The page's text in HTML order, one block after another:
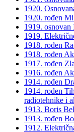
1920.
1920. rođen
1919.
1919.
1918. rođen
1918. rođen
1917. rođen
1916. rođen
1914. rođen
1914. rođen
radiotehnike i
1913. Boris
1913. rođen
1912.